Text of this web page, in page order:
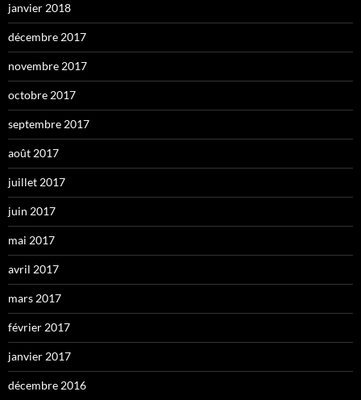
janvier 2018
décembre 2017
novembre 2017
octobre 2017
septembre 2017
août 2017
juillet 2017
juin 2017
mai 2017
avril 2017
mars 2017
février 2017
janvier 2017
décembre 2016